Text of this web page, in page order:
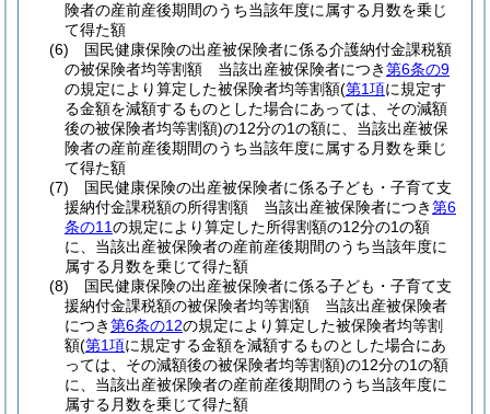
険者の産前産後期間のうち当該年度に属する月数を乗じ
て得た額
(6)
国民健康保険の出産被保険者に係る介護納付金課税額
の被保険者均等割額 当該出産被保険者につき第6条の9
の規定により算定した被保険者均等割額(第1項に規定す
る金額を減額するものとした場合にあっては、その減額
後の被保険者均等割額)の12分の1の額に、当該出産被保
険者の産前産後期間のうち当該年度に属する月数を乗じ
て得た額
(7)
国民健康保険の出産被保険者に係る子ども・子育て支
援納付金課税額の所得割額 当該出産被保険者につき第6
条の11の規定により算定した所得割額の12分の1の額
に、当該出産被保険者の産前産後期間のうち当該年度に
属する月数を乗じて得た額
(8)
国民健康保険の出産被保険者に係る子ども・子育て支
援納付金課税額の被保険者均等割額 当該出産被保険者
につき第6条の12の規定により算定した被保険者均等割
額(第1項に規定する金額を減額するものとした場合にあ
っては、その減額後の被保険者均等割額)の12分の1の額
に、当該出産被保険者の産前産後期間のうち当該年度に
属する月数を乗じて得た額